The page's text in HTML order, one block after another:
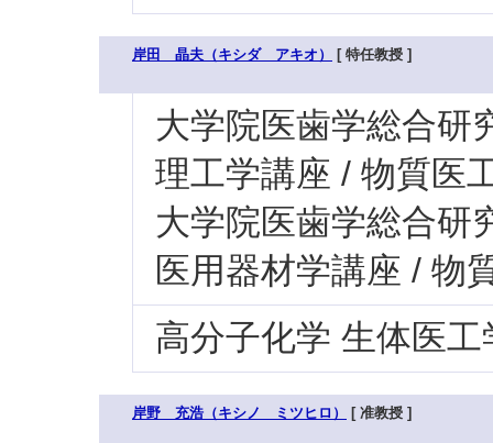
岸田 晶夫（キシダ アキオ） [ 特任教授 ]
大学院医歯学総合研
理工学講座 / 物質医
大学院医歯学総合研
医用器材学講座 / 物
高分子化学 生体医工
岸野 充浩（キシノ ミツヒロ） [ 准教授 ]